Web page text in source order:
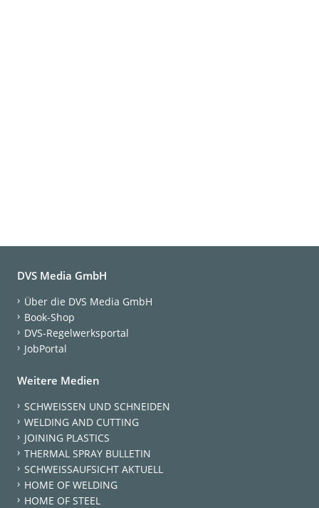
DVS Media GmbH
Über die DVS Media GmbH
Book-Shop
DVS-Regelwerksportal
JobPortal
Weitere Medien
SCHWEISSEN UND SCHNEIDEN
WELDING AND CUTTING
JOINING PLASTICS
THERMAL SPRAY BULLETIN
SCHWEISSAUFSICHT AKTUELL
HOME OF WELDING
HOME OF STEEL